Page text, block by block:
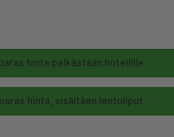
hinta pelkästään hotellille
hinta, sisältäen lentoliput